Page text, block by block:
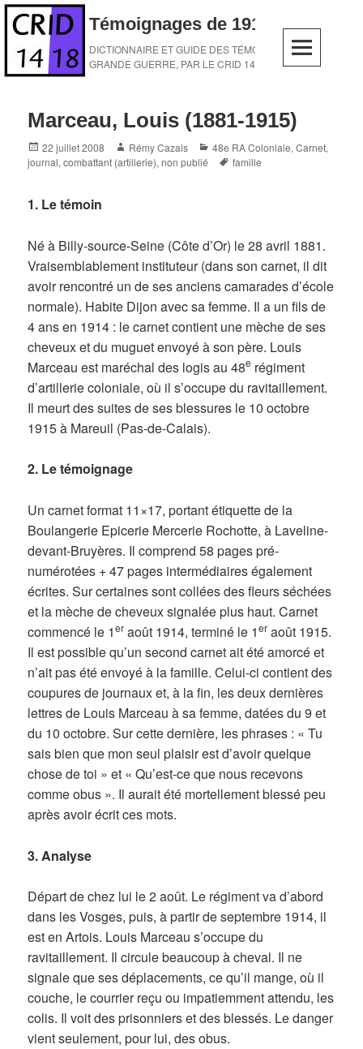
Skip
content
Témoignages de 1914-1918
DICTIONNAIRE ET GUIDE DES TÉMOINS DE LA
GRANDE GUERRE, PAR LE CRID 14-18
Marceau, Louis (1881-1915)
Posted
on
22 juillet 2008 Author
Rémy Cazals Categories
48e RA Coloniale,Carnet,
journal,combattant (artillerie),non publié Tags
famille
1. Le témoin
Né à Billy-source-Seine (Côte d’Or) le 28 avril 1881.
Vraisemblablement instituteur (dans son carnet, il dit
avoir rencontré un de ses anciens camarades d’école
normale). Habite Dijon avec sa femme. Il a un fils de
4 ans en 1914 : le carnet contient une mèche de ses
cheveux et du muguet envoyé à son père. Louis
Marceau est maréchal des logis au 48e régiment
d’artillerie coloniale, où il s’occupe du ravitaillement.
Il meurt des suites de ses blessures le 10 octobre
1915 à Mareuil (Pas-de-Calais).
2. Le témoignage
Un carnet format 11×17, portant étiquette de la
Boulangerie Epicerie Mercerie Rochotte, à Laveline-
devant-Bruyères. Il comprend 58 pages pré-
numérotées + 47 pages intermédiaires également
écrites. Sur certaines sont collées des fleurs séchées
et la mèche de cheveux signalée plus haut. Carnet
commencé le 1er août 1914, terminé le 1er août 1915.
Il est possible qu’un second carnet ait été amorcé et
n’ait pas été envoyé à la famille. Celui-ci contient des
coupures de journaux et, à la fin, les deux dernières
lettres de Louis Marceau à sa femme, datées du 9 et
du 10 octobre. Sur cette dernière, les phrases : « Tu
sais bien que mon seul plaisir est d’avoir quelque
chose de toi » et « Qu’est-ce que nous recevons
comme obus ». Il aurait été mortellement blessé peu
après avoir écrit ces mots.
3. Analyse
Départ de chez lui le 2 août. Le régiment va d’abord
dans les Vosges, puis, à partir de septembre 1914, il
est en Artois. Louis Marceau s’occupe du
ravitaillement. Il circule beaucoup à cheval. Il ne
signale que ses déplacements, ce qu’il mange, où il
couche, le courrier reçu ou impatiemment attendu, les
colis. Il voit des prisonniers et des blessés. Le danger
vient seulement, pour lui, des obus.